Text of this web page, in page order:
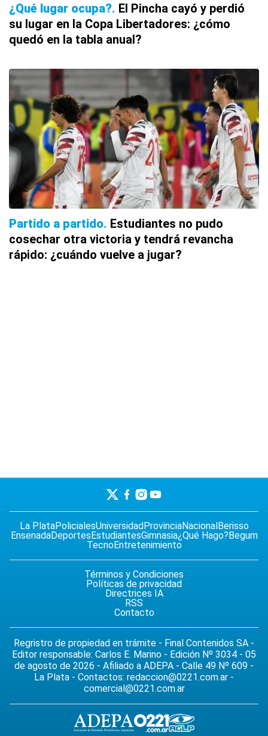
¿Qué lugar ocupa? El Pincha cayó y perdió
su lugar en la Copa Libertadores: ¿cómo
quedó en la tabla anual?
Partido a partido Estudiantes no pudo
cosechar otra victoria y tendrá revancha
rápido: ¿cuándo vuelve a jugar?
La PlataPolicialesUniversidadProvinciaNacionalBerisso
EnsenadaDeportesEstudiantesGimnasia¿Qué Hago?Begum
TecnoEntretenimiento
Términos y Condiciones
Políticas de privacidad
Directrices IA
RSS
Contacto
Regristro de propiedad en trámite - Final Contenidos SA -
Editor responsable: Carlos E. Marino - Edición Nº 3034 - 05
de agosto de 2026 - Afiliado a ADEPA - Calle 49 Nº 609 -
La Plata - Contactos: redaccion@0221.com.ar -
comercial@0221.com.ar